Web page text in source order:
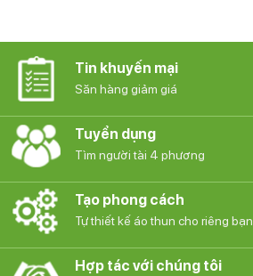
Tin khuyến mại
Săn hàng giảm giá
Tuyển dụng
Tìm người tài 4 phương
Tạo phong cách
Tự thiết kế áo thun cho riêng bạn
Hợp tác với chúng tôi